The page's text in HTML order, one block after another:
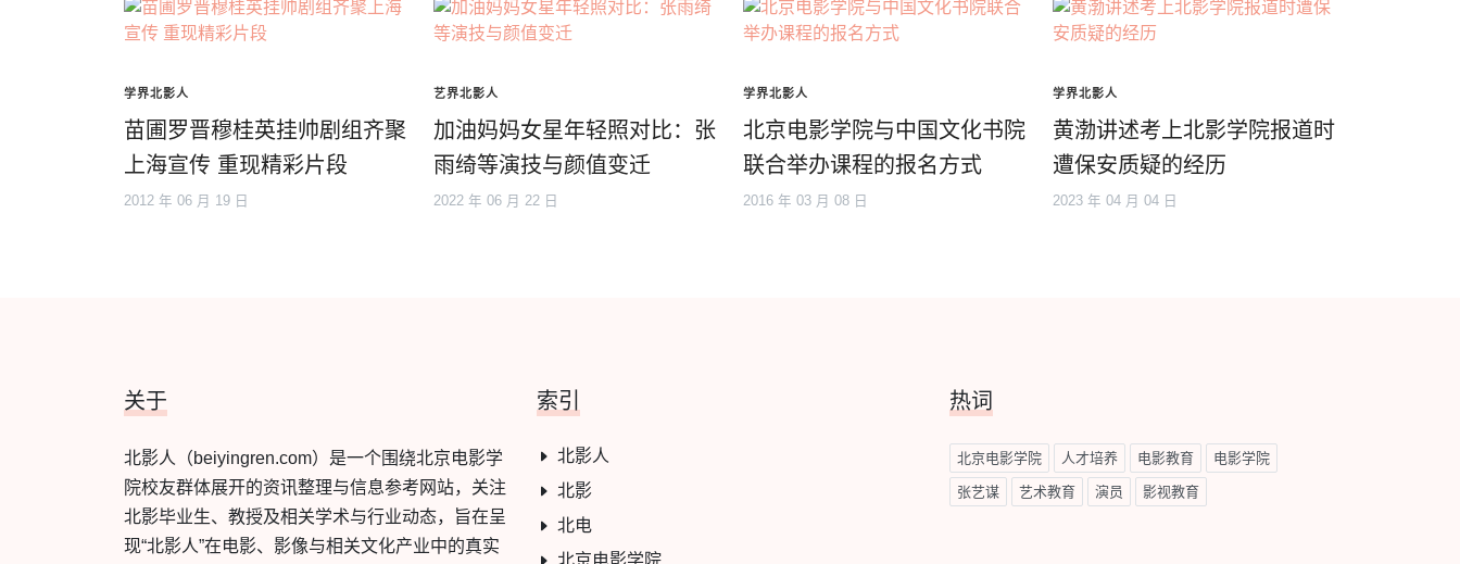
学界北影人
苗圃罗晋穆桂英挂帅剧组齐聚
上海宣传 重现精彩片段
2012 年 06 月 19 日
艺界北影人
加油妈妈女星年轻照对比：张
雨绮等演技与颜值变迁
2022 年 06 月 22 日
学界北影人
北京电影学院与中国文化书院
联合举办课程的报名方式
2016 年 03 月 08 日
学界北影人
黄渤讲述考上北影学院报道时
遭保安质疑的经历
2023 年 04 月 04 日
关于
北影人（beiyingren.com）是一个围绕北京电影学
院校友群体展开的资讯整理与信息参考网站，关注
北影毕业生、教授及相关学术与行业动态，旨在呈
现“北影人”在电影、影像与相关文化产业中的真实
索引
北影人
北影
北电
北京电影学院
热词
北京电影学院 人才培养 电影教育 电影学院
张艺谋 艺术教育 演员 影视教育